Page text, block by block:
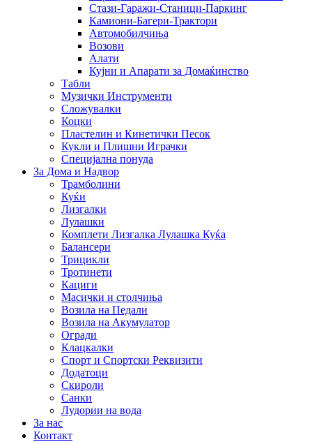
Стази-Гаражи-Станици-Паркинг
Камиони-Багери-Трактори
Автомобилчиња
Возови
Алати
Кујни и Апарати за Домаќинство
Табли
Музички Инструменти
Сложувалки
Коцки
Пластелин и Кинетички Песок
Кукли и Плишни Играчки
Специјална понуда
За Дома и Надвор
Трамболини
Куќи
Лизгалки
Лулашки
Комплети Лизгалка Лулашка Куќа
Балансери
Трицикли
Тротинети
Кациги
Mасички и столчиња
Возила на Педали
Возила на Акумулатор
Огради
Клацкалки
Спорт и Спортски Реквизити
Додатоци
Скироли
Санки
Лудории на вода
За нас
Контакт